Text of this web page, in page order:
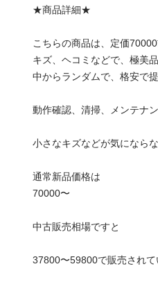
★商品詳細★
こちらの商品は、定価
キズ、ヘコミなどで、極美
中からランダムで、格安で提
動作確認、清掃、メンテナ
小さなキズなどが気になら
通常新品価格は
70000〜
中古販売相場ですと
37800〜59800で販売されて